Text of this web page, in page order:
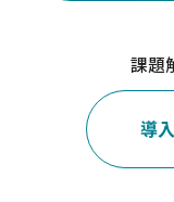
課題
導